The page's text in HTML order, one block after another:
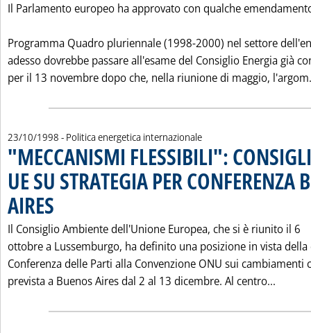
Il Parlamento europeo ha approvato con qualche
Programma Quadro pluriennale (1998-2000) nel settore
adesso dovrebbe passare all'esame del Consiglio Energia già
per il 13 novembre dopo che, nella riunione di maggio,
23/10/1998 - Politica energetica internazionale
"MECCANISMI FLESSIBILI":
UE SU STRATEGIA PER CONFERENZA
AIRES
Il Consiglio Ambiente dell'Unione Europea, che si è riunito il 6
ottobre a Lussemburgo, ha definito una posizione in vista della
Conferenza delle Parti alla Convenzione ONU sui cambiamenti
prevista a Buenos Aires dal 2 al 13 dicembre. Al centro...